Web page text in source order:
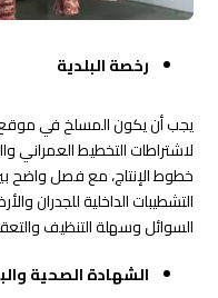
رخصة البلدية
يجب أن يكون المسلخ في موقع
لاشتراطات التخطيط
خطوط الإنتاج، مع فصل واضح
التشطيبات الداخلية للجدران
السوائل وسهلة التنظيف
الشهادة الصحية